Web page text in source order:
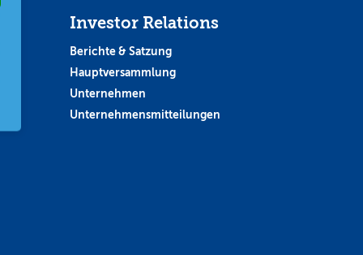
Investor Relations
Berichte & Satzung
Hauptversammlung
Unternehmen
Unternehmensmitteilungen